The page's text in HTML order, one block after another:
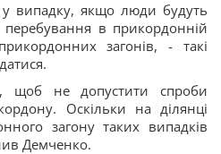
випадку, якщо люди будуть
перебування в прикордонній
загонів, - такі
щоб не допустити спроби
Оскільки на ділянці
загону таких випадків
Демченко.